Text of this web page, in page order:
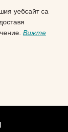
уебсайт са
Вижте